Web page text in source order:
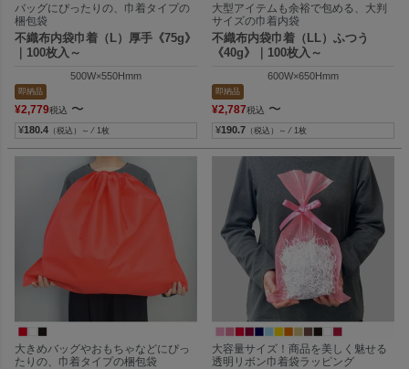
バッグにぴったりの、巾着タイプの
梱包袋
不織布内袋巾着（L）厚手《75g》
｜100枚入～
500W×550Hmm
即納品
¥2,779税込 〜
¥180.4 （税込）～ ⁄ 1枚
大型アイテムも余裕で包める、大判
サイズの巾着内袋
不織布内袋巾着（LL）ふつう
《40g》｜100枚入～
600W×650Hmm
即納品
¥2,787税込 〜
¥190.7 （税込）～ ⁄ 1枚
大きめバッグやおもちゃなどにぴっ
たりの、巾着タイプの梱包袋
大容量サイズ！商品を美しく魅せる
透明リボン巾着袋ラッピング